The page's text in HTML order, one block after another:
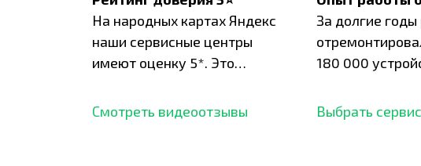
На народных картах Яндекс
наши сервисные центры
имеют оценку 5*. Это
отзывов,
Смотреть видеоотзывы
За долгие
180 000
опыт.
Выбрать